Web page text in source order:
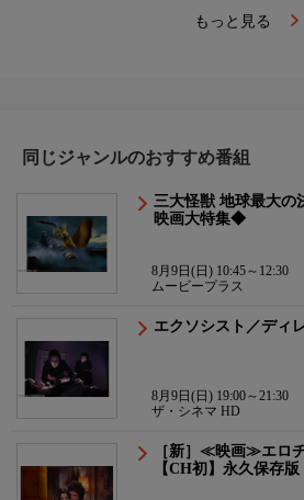
もっと見る
同じジャンルのおすすめ番組
三大怪獣 地球最大の
映画大特集◆
8月9日(日) 10:45～12:30
ムービープラス
エクソシスト／ディ
8月9日(日) 19:00～21:30
ザ・シネマ HD
［新］≪映画≫エロ
【CH初】永久保存